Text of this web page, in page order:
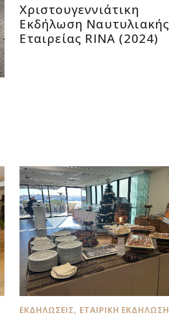
Χριστουγεννιάτικη
Εκδήλωση Ναυτυλιακής
Εταιρείας RINA (2024)
ΕΚΔΗΛΏΣΕΙΣ, ΕΤΑΙΡΙΚΉ ΕΚΔΉΛΩΣΗ